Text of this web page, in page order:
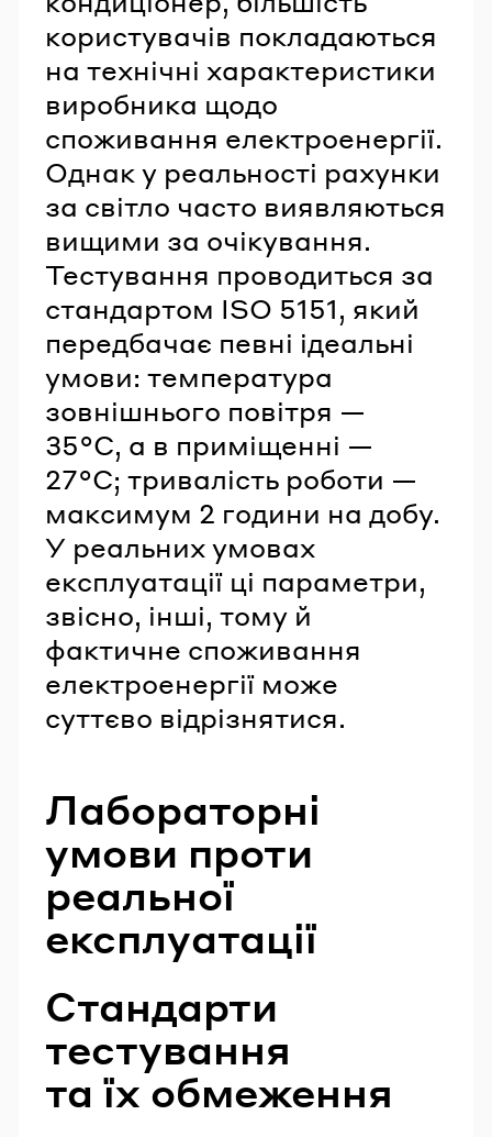
користувачів покладаються
на технічні характеристики
виробника щодо
споживання електроенергії.
Однак у реальності рахунки
за світло часто виявляються
вищими за очікування.
Тестування проводиться за
стандартом ISO 5151, який
передбачає певні ідеальні
умови: температура
зовнішнього повітря —
35°C, а в приміщенні —
27°C; тривалість роботи —
максимум 2 години на добу.
У реальних умовах
експлуатації ці параметри,
звісно, інші, тому й
фактичне споживання
електроенергії може
суттєво відрізнятися.
Лабораторні
умови проти
реальної
експлуатації
Стандарти
тестування
та їх обмеження